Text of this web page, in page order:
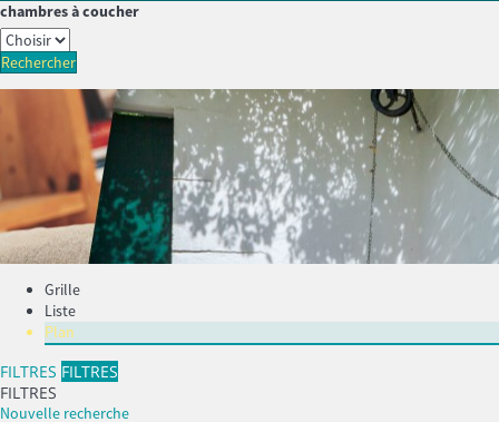
chambres à coucher
Rechercher
Grille
Liste
Plan
FILTRES FILTRES
FILTRES
Nouvelle recherche